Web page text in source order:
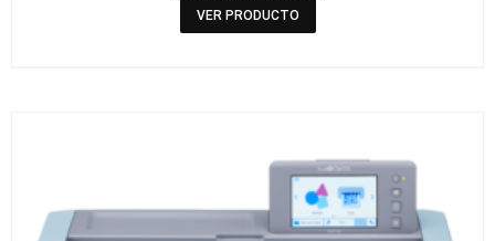
VER PRODUCTO